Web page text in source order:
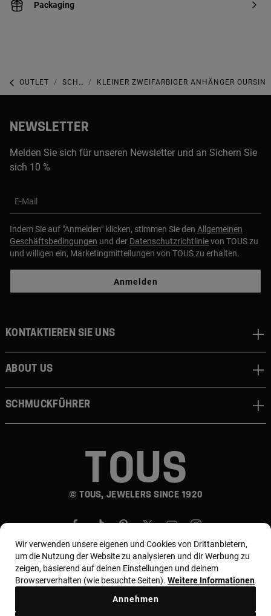
Packaging
OUTLET SCHMUCK-OUTLET KLEINER ZWEIFARBIGER ANHÄNGER OURSIN
NEWSLETTER
Melden Sie sich für unseren Newsletter und an Sichern Sie
sich 10 %
E-Mail
Indem Sie auf "Anmelden" klicken, stimmen Sie den Allgemeinen
Geschäftsbedingungen und der Datenschutzrichtlinievon TOUS zu
und willigen ein, Marketingmitteilungen von TOUS zu erhalten.
Anmelden
© TOUS, JEWELERS SINCE 1920
Kontaktieren sie uns
About us
Schmuckführer
Land und Währung:Germany / Euro
Wir verwenden unsere eigenen und Cookies von Drittanbietern,
um die Nutzung der Website zu analysieren und dir Werbung zu
zeigen, basierend auf deinen Einstellungen und deinem
Browserverhalten (wie besuchte Seiten). Weitere Informationen
Annehmen